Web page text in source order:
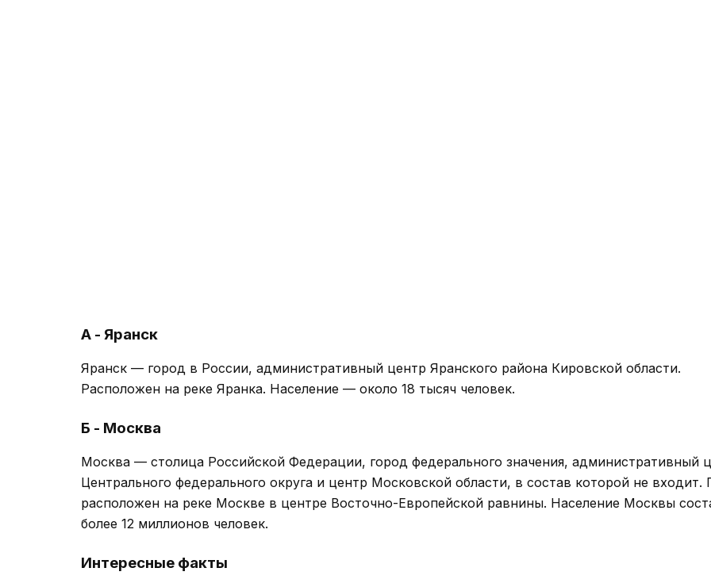
А - Яранск
Яранск — город в России, административный центр Яранского района Кировской области.
Расположен на реке Яранка. Население — около 18 тысяч человек.
Б - Москва
Москва — столица Российской Федерации, город федерального значения, административный
Центрального федерального округа и центр Московской области, в состав которой не входит.
расположен на реке Москве в центре Восточно-Европейской равнины. Население Москвы
более 12 миллионов человек.
Интересные факты